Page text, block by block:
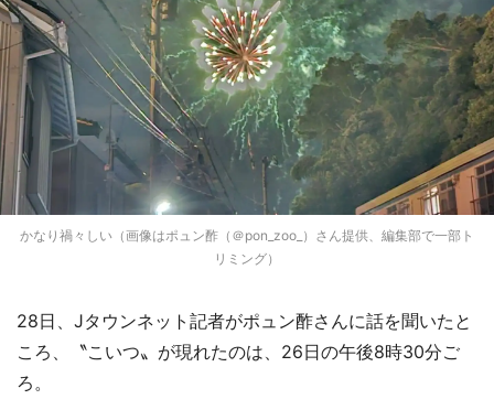
かなり禍々しい（画像はポュン酢（＠pon_zoo_）さん提供、編集部で一部ト
リミング）
28日、Jタウンネット記者がポュン酢さんに話を聞いたと
ころ、〝こいつ〟が現れたのは、26日の午後8時30分ご
ろ。